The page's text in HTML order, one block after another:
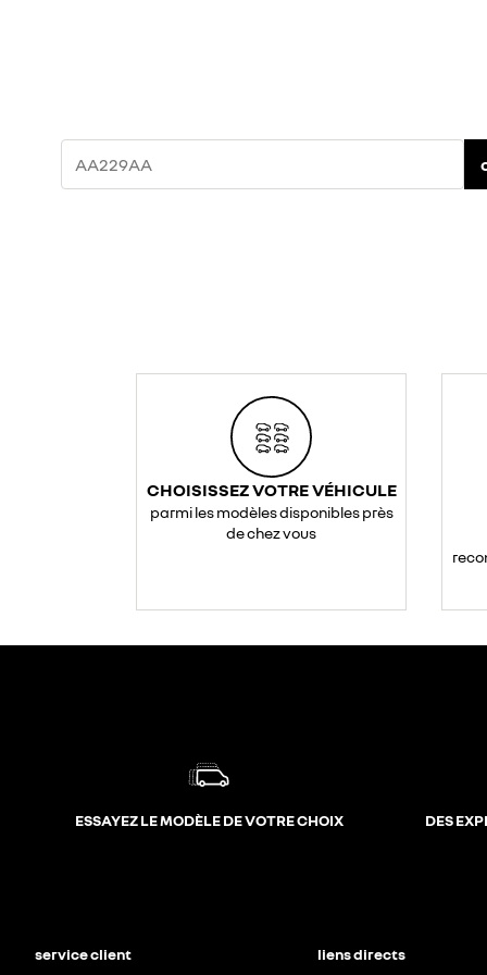
CHOISISSEZ VOTRE VÉHICULE
parmi les modèles disponibles près
de chez vous
ESSAYEZ LE MODÈLE DE VOTRE CHOIX DES
service client liens directs